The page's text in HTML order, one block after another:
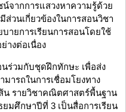
จากการแสวงหาความรู้ด้วย
ส่วนเกี่ยวข้องในการสอนวิชา
ายการเรียนการสอนโดยใช้
างต่อเนื่อง
นร่วมกับชุดฝึกทักษะ เพื่อส่ง
ารถในการเชื่อมโยงทาง
น รายวิชาคณิตศาสตร์พื้นฐาน
มศึกษาปีที่ 3 เป็นสื่อการเรียน